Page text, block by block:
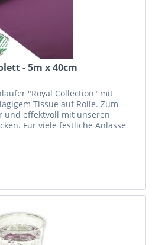
- 5m x 40cm
"Royal Collection" mit
Tissue auf Rolle. Zum
und effektvoll mit unseren
Für viele festliche Anlässe